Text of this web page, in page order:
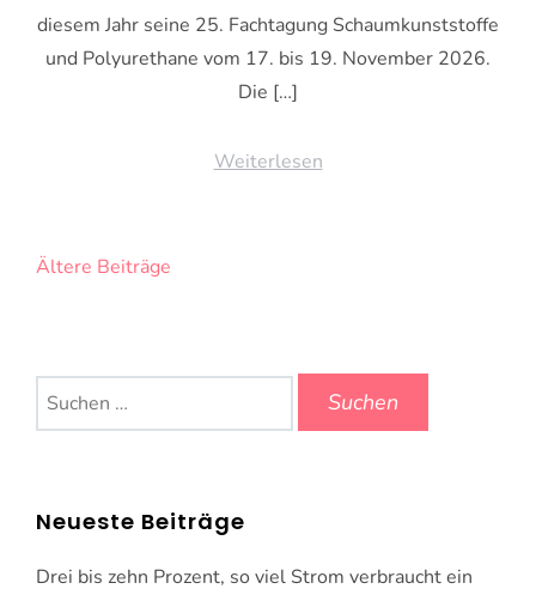
diesem Jahr seine 25. Fachtagung Schaumkunststoffe
und Polyurethane vom 17. bis 19. November 2026.
Die […]
Weiterlesen
Beitragsnavigation
Ältere Beiträge
Suchen
nach:
Neueste Beiträge
Drei bis zehn Prozent, so viel Strom verbraucht ein